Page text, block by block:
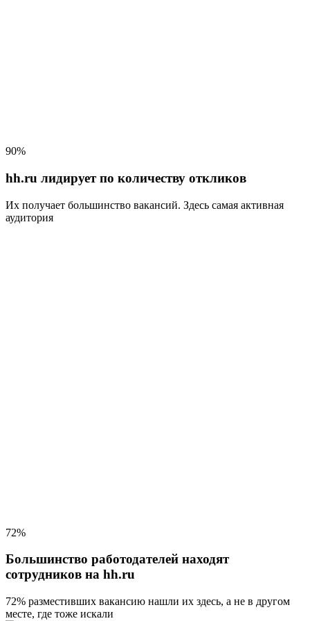
90%
hh.ru лидирует по количеству откликов
Их получает большинство вакансий. Здесь самая активная
аудитория
72%
Большинство работодателей находят
сотрудников на hh.ru
72% разместивших вакансию нашли их здесь, а не в другом
месте, где тоже искали